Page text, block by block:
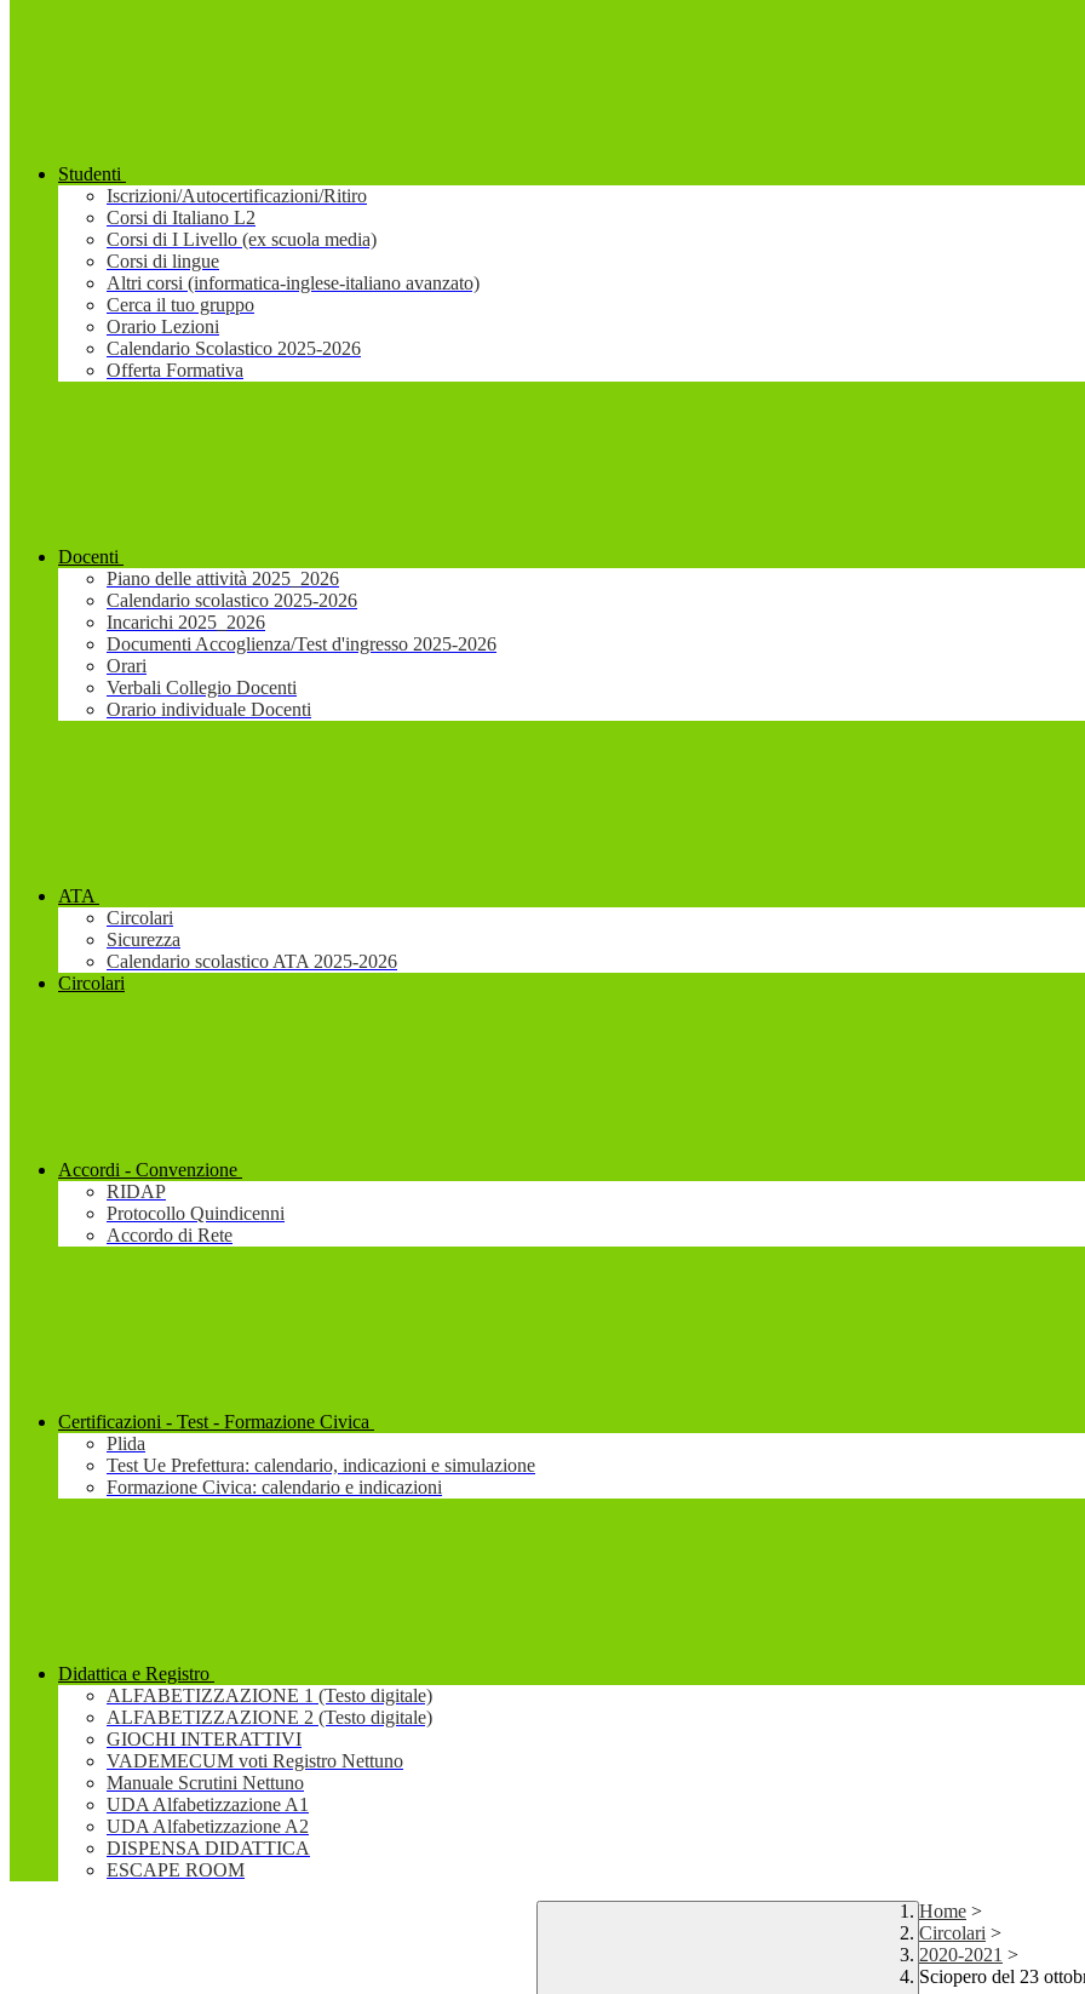
Studenti
Iscrizioni/Autocertificazioni/Ritiro
Corsi di Italiano L2
Corsi di I Livello (ex scuola media)
Corsi di lingue
Altri corsi (informatica-inglese-italiano avanzato)
Cerca il tuo gruppo
Orario Lezioni
Calendario Scolastico 2025-2026
Offerta Formativa
Docenti
Piano delle attività 2025_2026
Calendario scolastico 2025-2026
Incarichi 2025_2026
Documenti Accoglienza/Test d'ingresso 2025-2026
Orari
Verbali Collegio Docenti
Orario individuale Docenti
ATA
Circolari
Sicurezza
Calendario scolastico ATA 2025-2026
Circolari
Accordi - Convenzione
RIDAP
Protocollo Quindicenni
Accordo di Rete
Certificazioni - Test - Formazione Civica
Plida
Test Ue Prefettura: calendario, indicazioni e simulazione
Formazione Civica: calendario e indicazioni
Didattica e Registro
ALFABETIZZAZIONE 1 (Testo digitale)
ALFABETIZZAZIONE 2 (Testo digitale)
GIOCHI INTERATTIVI
VADEMECUM voti Registro Nettuno
Manuale Scrutini Nettuno
UDA Alfabetizzazione A1
UDA Alfabetizzazione A2
DISPENSA DIDATTICA
ESCAPE ROOM
Home >
Circolari >
2020-2021 >
Sciopero del 23